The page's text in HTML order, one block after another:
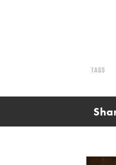
TAGS